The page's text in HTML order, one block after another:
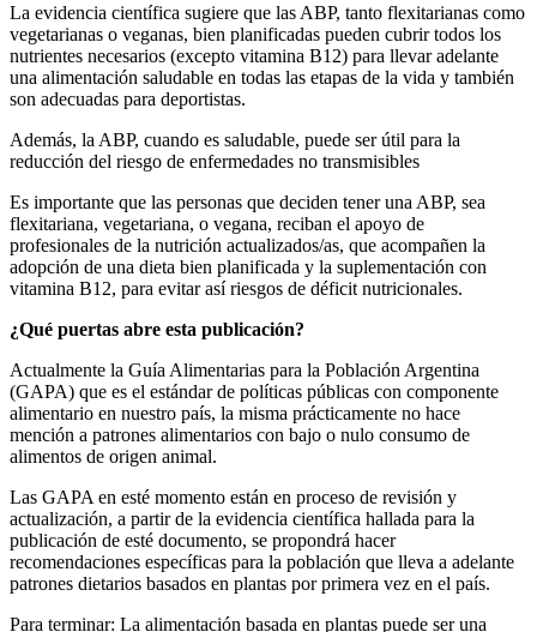
La evidencia científica sugiere que las ABP, tanto flexitarianas como
vegetarianas o veganas, bien planificadas pueden cubrir todos los
nutrientes necesarios (excepto vitamina B12) para llevar adelante
una alimentación saludable en todas las etapas de la vida y también
son adecuadas para deportistas.
Además, la ABP, cuando es saludable, puede ser útil para la
reducción del riesgo de enfermedades no transmisibles
Es importante que las personas que deciden tener una ABP, sea
flexitariana, vegetariana, o vegana, reciban el apoyo de
profesionales de la nutrición actualizados/as, que acompañen la
adopción de una dieta bien planificada y la suplementación con
vitamina B12, para evitar así riesgos de déficit nutricionales.
¿Qué puertas abre esta publicación?
Actualmente la Guía Alimentarias para la Población Argentina
(GAPA) que es el estándar de políticas públicas con componente
alimentario en nuestro país, la misma prácticamente no hace
mención a patrones alimentarios con bajo o nulo consumo de
alimentos de origen animal.
Las GAPA en esté momento están en proceso de revisión y
actualización, a partir de la evidencia científica hallada para la
publicación de esté documento, se propondrá hacer
recomendaciones específicas para la población que lleva a adelante
patrones dietarios basados en plantas por primera vez en el país.
Para terminar: La alimentación basada en plantas puede ser una